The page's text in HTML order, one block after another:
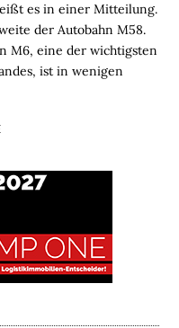
es in einer Mitteilung.
der Autobahn M58.
M6, eine der wichtigsten
ist in wenigen